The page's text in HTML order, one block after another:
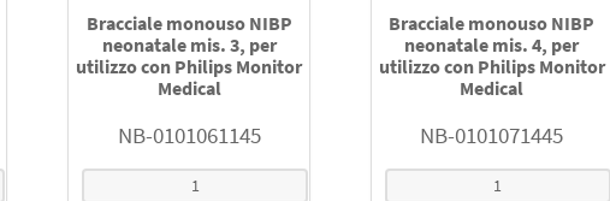
Bracciale monouso NIBP
neonatale mis. 3, per
utilizzo con Philips Monitor
Medical
NB-0101061145
Bracciale monouso NIBP
neonatale mis. 4, per
utilizzo con Philips Monitor
Medical
NB-0101071445